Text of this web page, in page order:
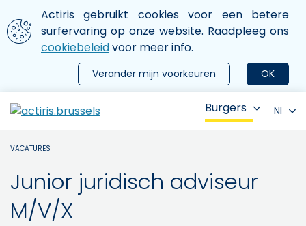
Aller au contenu principal
We gebruiken cookies
Actiris gebruikt cookies voor een betere
surfervaring op onze website. Raadpleeg ons
cookiebeleidvoor meer info.
OK
Verander mijn voorkeuren
le menu
Burgers Nl
VACATURES
Junior juridisch adviseur
M/V/X